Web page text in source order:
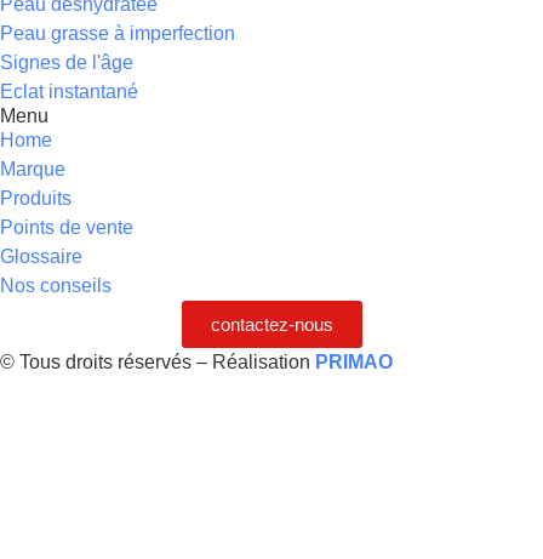
Peau grasse à imperfection
Signes de l'âge
Eclat instantané
Menu
Home
Marque
Produits
Points de vente
Glossaire
Nos conseils
contactez-nous
© Tous droits réservés – Réalisation PRIMAO